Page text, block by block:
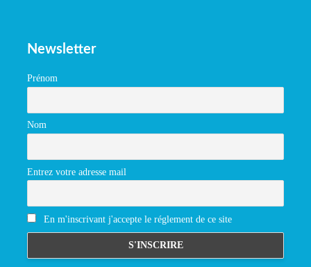
Newsletter
Prénom
Nom
Entrez votre adresse mail
En m'inscrivant j'accepte le réglement de ce site